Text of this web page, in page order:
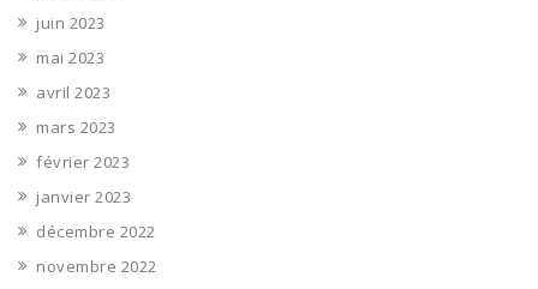
juin 2023
mai 2023
avril 2023
mars 2023
février 2023
janvier 2023
décembre 2022
novembre 2022